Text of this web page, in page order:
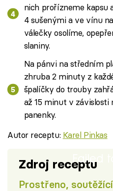
nich prořízneme kapsu
4 sušenými a ve vínu
válečky osolíme,
slaniny.
Na pánvi na středním
zhruba 2 minuty z
špalíčky do trouby
až 15 minut v závislosti
panenky.
Autor receptu: Karel Pinkas
Failed
Zdroj receptu
Prostřeno, soutěžící